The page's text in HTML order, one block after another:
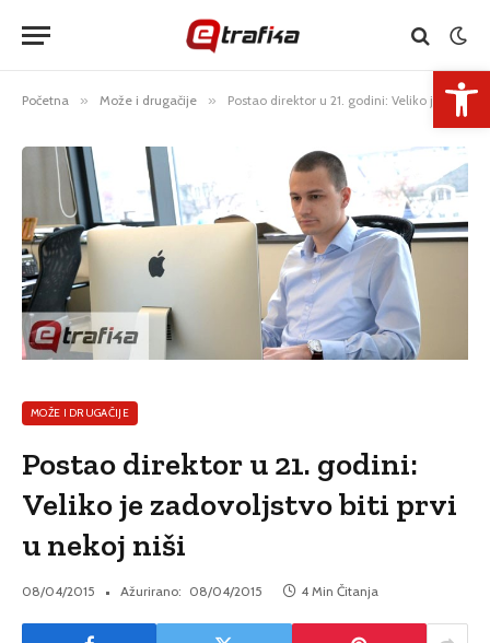
Početna » Može i drugačije » Postao direktor u 21. godini: Veliko je zadovoljstvo biti prvi u nekoj niši
MOŽE I DRUGAČIJE
Postao direktor u 21. godini:
Veliko je zadovoljstvo biti prvi
u nekoj niši
08/04/2015 Ažurirano: 08/04/2015 4 Min Čitanja